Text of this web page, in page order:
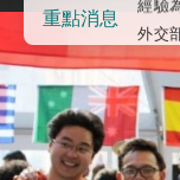
重點消息
外交
及「
世界
總統
走向
堅定
訪問
總統
國家